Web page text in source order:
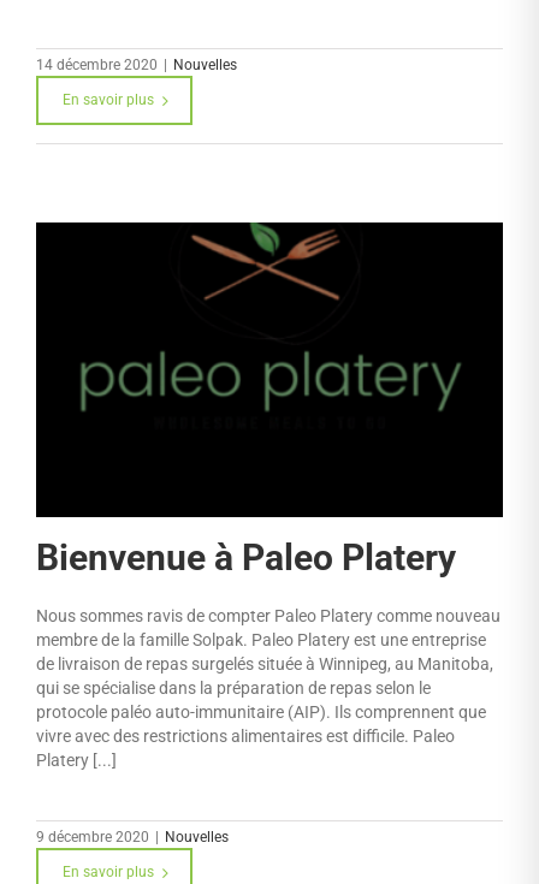
14 décembre 2020 Nouvelles
En savoir plus
Bienvenue à Paleo Platery
Nous sommes ravis de compter Paleo Platery comme nouveau
membre de la famille Solpak. Paleo Platery est une entreprise
de livraison de repas surgelés située à Winnipeg, au Manitoba,
qui se spécialise dans la préparation de repas selon le
protocole paléo auto-immunitaire (AIP). Ils comprennent que
vivre avec des restrictions alimentaires est difficile. Paleo
Platery [...]
9 décembre 2020 Nouvelles
En savoir plus